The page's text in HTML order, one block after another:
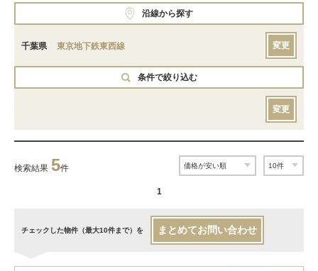
沿線から探す
千葉県 東京地下鉄東西線 変更
条件で絞り込む
変更
検索結果 5件
1
チェックした物件（最大10件まで）を まとめてお問い合わせ